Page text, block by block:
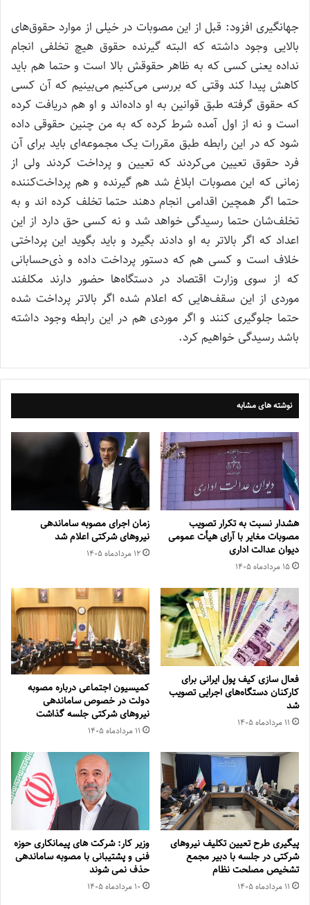
جهانگیری افزود: قبل از این مصوبات در خیلی از موارد حقوق‌های
بالایی وجود داشته که البته گیرنده حقوق هیچ تخلفی انجام
نداده یعنی کسی که به ظاهر حقوقش بالا است و حتما هم باید
کاهش پیدا کند وقتی که بررسی می‌کنیم می‌بینیم که آن کسی
که حقوق گرفته طبق قوانین به او داده‌اند و او هم دریافت کرده
است و نه از اول آمده شرط کرده که به من چنین حقوقی داده
شود که در این رابطه طبق مقررات یک مجموعه‌ای باید برای آن
فرد حقوق تعیین می‌کردند که تعیین و پرداخت کردند ولی از
زمانی که این مصوبات ابلاغ شد هم گیرنده و هم پرداخت‌کننده
حتما اگر همچین اقدامی انجام دهند حتما تخلف کرده اند و به
تخلف‌شان حتما رسیدگی خواهد شد و نه کسی حق دارد از این
اعداد که اگر بالاتر به او دادند بگیرد و باید بگوید این پرداختی
خلاف است و کسی هم که دستور پرداخت داده و ذی‌حسابانی
که از سوی وزارت اقتصاد در دستگاه‌ها حضور دارند مکلفند
موردی از این سقف‌هایی که اعلام شده اگر بالاتر پرداخت شده
حتما جلوگیری کنند و اگر موردی هم در این رابطه وجود داشته
باشد رسیدگی خواهیم کرد.
نوشته های مشابه
هشدار نسبت به تکرار تصویب
مصوبات مغایر با آرای هیأت عمومی
دیوان عدالت اداری
۱۵ مرداد‌ماه ۱۴۰۵
زمان اجرای مصوبه ساماندهی
نیروهای شرکتی اعلام شد
۱۲ مرداد‌ماه ۱۴۰۵
فعال سازی کیف پول ایرانی برای
کارکنان دستگاه‌های اجرایی تصویب
شد
۱۱ مرداد‌ماه ۱۴۰۵
کمیسیون اجتماعی درباره مصوبه
دولت در خصوص ساماندهی
نیروهای شرکتی جلسه گذاشت
۱۱ مرداد‌ماه ۱۴۰۵
پیگیری طرح تعیین تکلیف نیروهای
شرکتی در جلسه با دبیر مجمع
تشخیص مصلحت نظام
۱۱ مرداد‌ماه ۱۴۰۵
وزیر کار: شرکت های پیمانکاری حوزه
فنی و پشتیبانی با مصوبه ساماندهی
حذف نمی شوند
۱۰ مرداد‌ماه ۱۴۰۵